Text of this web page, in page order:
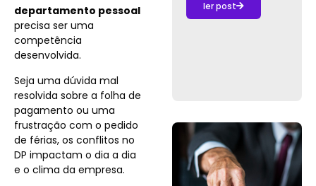
departamento pessoal
precisa ser uma
competência
desenvolvida.
Seja uma dúvida mal
resolvida sobre a folha de
pagamento ou uma
frustração com o pedido
de férias, os conflitos no
DP impactam o dia a dia
e o clima da empresa.
ler post